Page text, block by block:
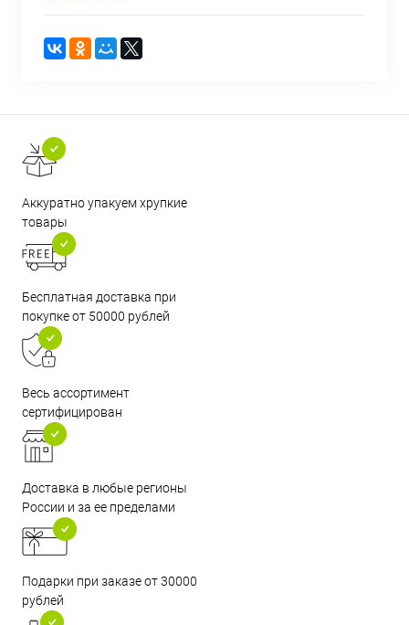
Аккуратно упакуем хрупкие
товары
Бесплатная доставка при
покупке от 50000 рублей
Весь ассортимент
сертифицирован
Доставка в любые регионы
России и за ее пределами
Подарки при заказе от 30000
рублей